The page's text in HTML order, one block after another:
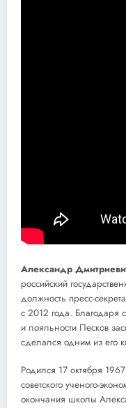
Александр
российский
должность пресс-
с 2012 года. Благодаря
и лояльности Песков
сделался одним из его
Родился 17 октября
советского ученого-
окончания школы